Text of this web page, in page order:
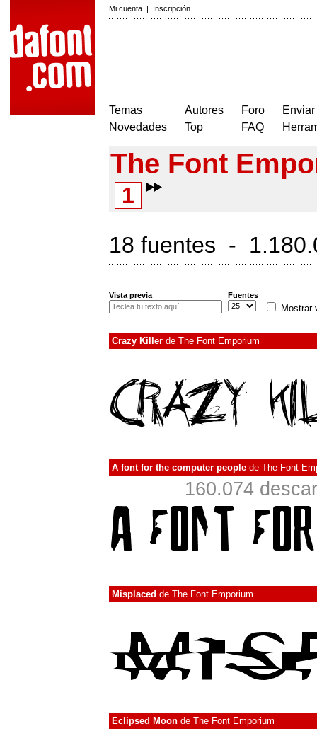
Mi cuenta | Inscripción
Temas
Novedades
Autores
Top
Foro
FAQ
The Font
1
18 fuentes -
Vista previa Fuentes
Mostrar
Crazy Killer de The Font Emporium
A font for the computer people de The Font
160.074
Misplaced de The Font Emporium
Eclipsed Moon de The Font Emporium